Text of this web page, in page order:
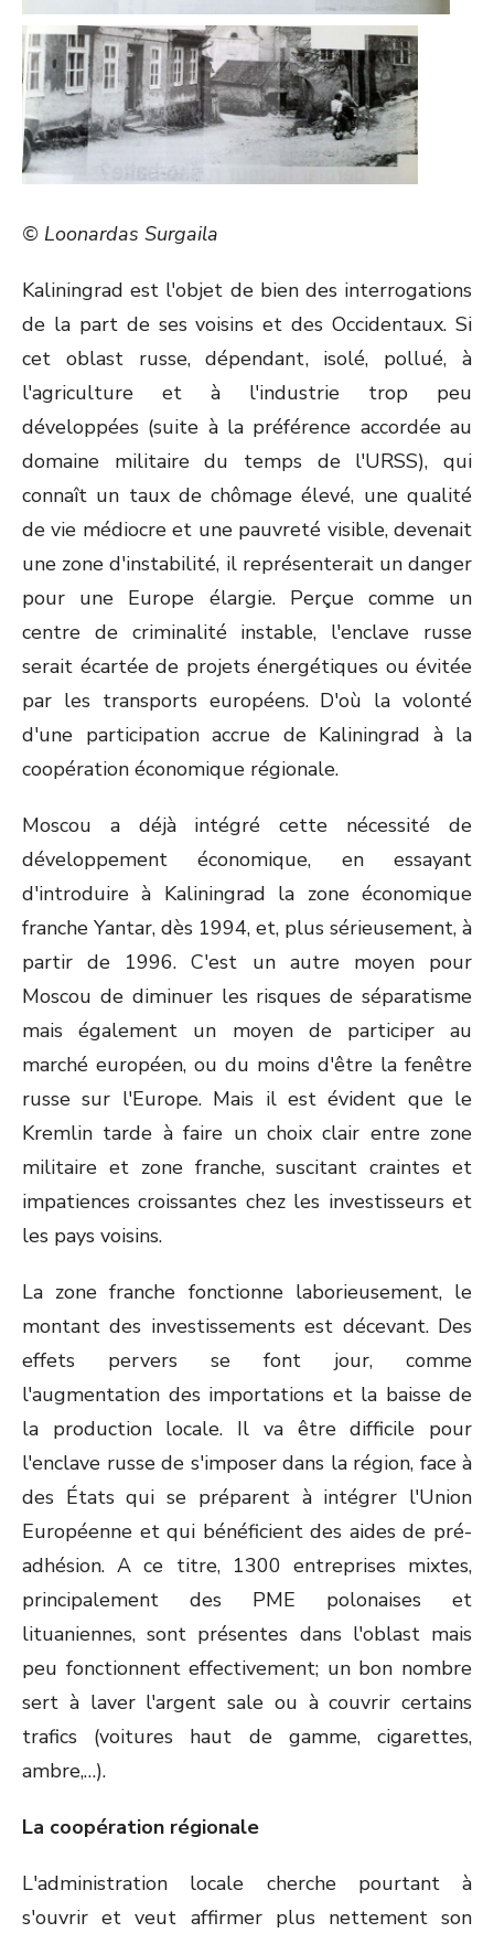
© Loonardas Surgaila
Kaliningrad est l'objet de bien des interrogations
de la part de ses voisins et des Occidentaux. Si
cet oblast russe, dépendant, isolé, pollué, à
l'agriculture et à l'industrie trop peu
développées (suite à la préférence accordée au
domaine militaire du temps de l'URSS), qui
connaît un taux de chômage élevé, une qualité
de vie médiocre et une pauvreté visible, devenait
une zone d'instabilité, il représenterait un danger
pour une Europe élargie. Perçue comme un
centre de criminalité instable, l'enclave russe
serait écartée de projets énergétiques ou évitée
par les transports européens. D'où la volonté
d'une participation accrue de Kaliningrad à la
coopération économique régionale.
Moscou a déjà intégré cette nécessité de
développement économique, en essayant
d'introduire à Kaliningrad la zone économique
franche Yantar, dès 1994, et, plus sérieusement, à
partir de 1996. C'est un autre moyen pour
Moscou de diminuer les risques de séparatisme
mais également un moyen de participer au
marché européen, ou du moins d'être la fenêtre
russe sur l'Europe. Mais il est évident que le
Kremlin tarde à faire un choix clair entre zone
militaire et zone franche, suscitant craintes et
impatiences croissantes chez les investisseurs et
les pays voisins.
La zone franche fonctionne laborieusement, le
montant des investissements est décevant. Des
effets pervers se font jour, comme
l'augmentation des importations et la baisse de
la production locale. Il va être difficile pour
l'enclave russe de s'imposer dans la région, face à
des États qui se préparent à intégrer l'Union
Européenne et qui bénéficient des aides de pré-
adhésion. A ce titre, 1300 entreprises mixtes,
principalement des PME polonaises et
lituaniennes, sont présentes dans l'oblast mais
peu fonctionnent effectivement; un bon nombre
sert à laver l'argent sale ou à couvrir certains
trafics (voitures haut de gamme, cigarettes,
ambre,…).
La coopération régionale
L'administration locale cherche pourtant à
s'ouvrir et veut affirmer plus nettement son